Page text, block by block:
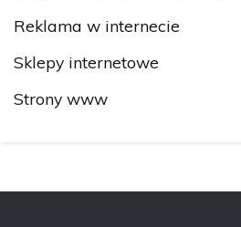
Reklama w internecie
Sklepy internetowe
Strony www